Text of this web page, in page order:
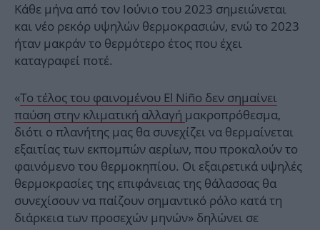
Κάθε μήνα από τον Ιούνιο του 2023 σημειώνεται
και νέο ρεκόρ υψηλών θερμοκρασιών, ενώ το 2023
ήταν μακράν το θερμότερο έτος που έχει
καταγραφεί ποτέ.
«Το τέλος του φαινομένου El Niño δεν σημαίνει
παύση στην κλιματική αλλαγή μακροπρόθεσμα,
διότι ο πλανήτης μας θα συνεχίζει να θερμαίνεται
εξαιτίας των εκπομπών αερίων, που προκαλούν το
φαινόμενο του θερμοκηπίου. Οι εξαιρετικά υψηλές
θερμοκρασίες της επιφάνειας της θάλασσας θα
συνεχίσουν να παίζουν σημαντικό ρόλο κατά τη
διάρκεια των προσεχών μηνών» δηλώνει σε